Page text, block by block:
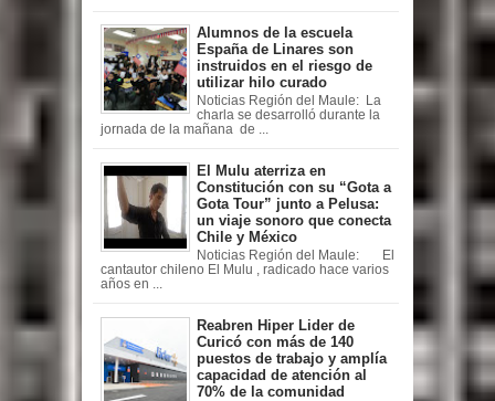
Alumnos de la escuela
España de Linares son
instruidos en el riesgo de
utilizar hilo curado
Noticias Región del Maule: La
charla se desarrolló durante la
jornada de la mañana de ...
El Mulu aterriza en
Constitución con su “Gota a
Gota Tour” junto a Pelusa:
un viaje sonoro que conecta
Chile y México
Noticias Región del Maule: El
cantautor chileno El Mulu , radicado hace varios
años en ...
Reabren Hiper Lider de
Curicó con más de 140
puestos de trabajo y amplía
capacidad de atención al
70% de la comunidad